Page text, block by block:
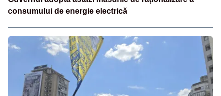
consumului de energie electrică